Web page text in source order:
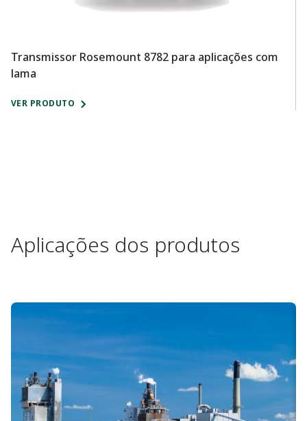
Transmissor Rosemount 8782 para aplicações com
lama
VER PRODUTO
Aplicações dos produtos